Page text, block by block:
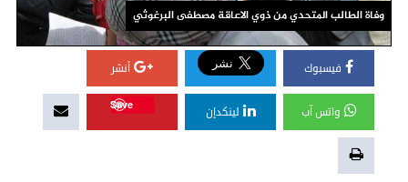
وفاة الطالب المتحدي من ذوي الاعاقة مصطفى البرغوثي
فيسبوك أنشر
واتس آب لينكدإن
Save